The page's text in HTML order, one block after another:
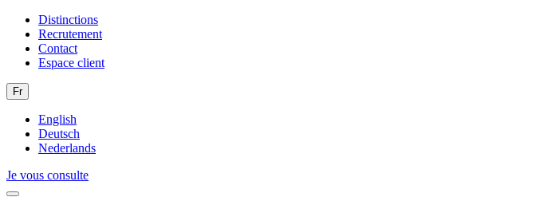
Distinctions
Recrutement
Contact
Espace client
Fr
English
Deutsch
Nederlands
Je vous consulte